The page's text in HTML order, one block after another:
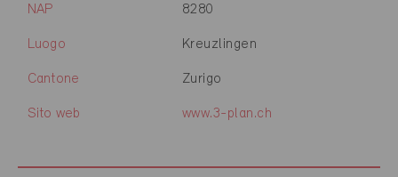
NAP 8280
Luogo Kreuzlingen
Cantone Zurigo
Sito web www.3-plan.ch